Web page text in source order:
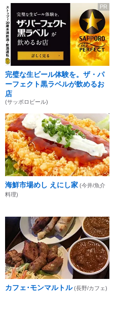
PR
完璧な生ビール体験を。ザ・パ
ーフェクト黒ラベルが飲めるお
店
(サッポロビール)
海鮮市場めし えにし家 (今井/魚介
料理)
カフェ･モンマルトル (長野/カフェ)